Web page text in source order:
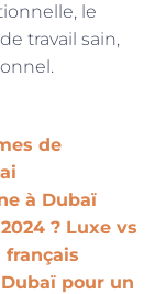
le
travail sain,
de
à Dubaï
? Luxe vs
français
pour un